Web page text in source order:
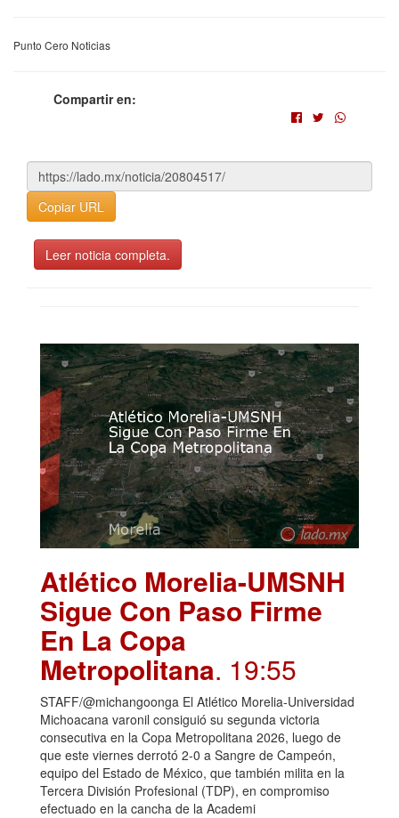
Punto Cero Noticias
Compartir en:
Copiar URL
Leer noticia completa.
Atlético Morelia-UMSNH
Sigue Con Paso Firme
En La Copa
Metropolitana. 19:55
STAFF/@michangoonga El Atlético Morelia-Universidad
Michoacana varonil consiguió su segunda victoria
consecutiva en la Copa Metropolitana 2026, luego de
que este viernes derrotó 2-0 a Sangre de Campeón,
equipo del Estado de México, que también milita en la
Tercera División Profesional (TDP), en compromiso
efectuado en la cancha de la Academi